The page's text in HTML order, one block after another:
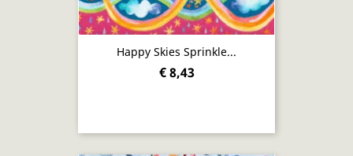
Happy Skies Sprinkle...
€ 8,43